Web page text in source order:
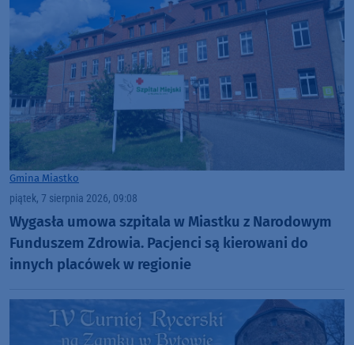
Gmina Miastko
piątek, 7 sierpnia 2026, 09:08
Wygasła umowa szpitala w Miastku z Narodowym
Funduszem Zdrowia. Pacjenci są kierowani do
innych placówek w regionie